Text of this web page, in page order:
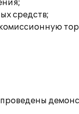
средств;